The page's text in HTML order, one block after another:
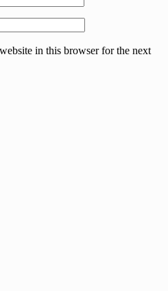
in this browser for the next